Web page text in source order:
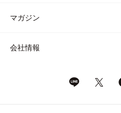
マガジン
会社情報